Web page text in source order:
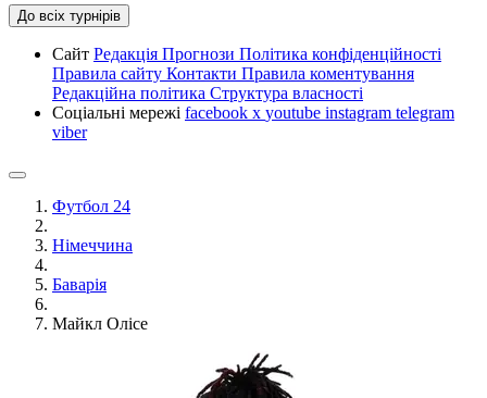
До всіх турнірів
Сайт Редакція Прогнози Політика конфіденційності
Правила сайту Контакти Правила коментування
Редакційна політика Структура власності
Соціальні мережі facebook x youtube instagram telegram
viber
Футбол 24
Німеччина
Баварія
Майкл Олісе